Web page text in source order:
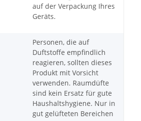
auf der Verpackung Ihres
Geräts.
Personen, die auf
Duftstoffe empfindlich
reagieren, sollten dieses
Produkt mit Vorsicht
verwenden. Raumdüfte
sind kein Ersatz für gute
Haushaltshygiene. Nur in
gut gelüfteten Bereichen